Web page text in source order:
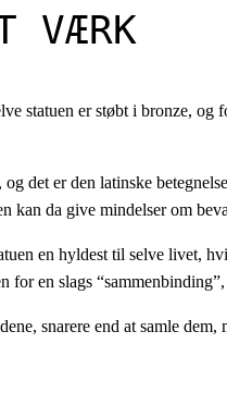
VÆRK
statuen er støbt i bronze, og
, og det er den latinske
kan da give mindelser om
en hyldest til selve livet,
for en slags
snarere end at samle